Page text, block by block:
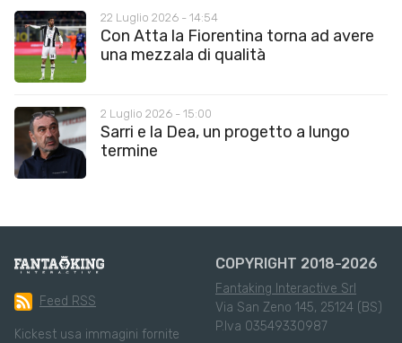
22 Luglio 2026 - 14:54
Con Atta la Fiorentina torna ad avere
una mezzala di qualità
2 Luglio 2026 - 15:00
Sarri e la Dea, un progetto a lungo
termine
Feed RSS
Kickest usa immagini fornite
COPYRIGHT 2018-2026
Fantaking Interactive Srl
Via San Zeno 145, 25124 (BS)
P.Iva 03549330987